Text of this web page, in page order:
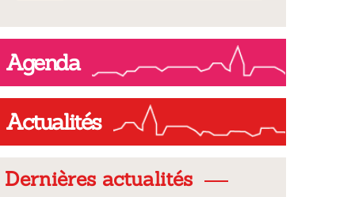
Agenda
Actualités
Dernières actualités